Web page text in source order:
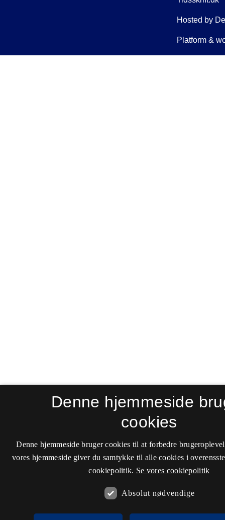
Denne hjemmeside
cookies
Denne hjemmeside bruger cookies til at forbedre
vores hjemmeside giver du samtykke til alle cookies i
cookiepolitik. Se vores cookiepolitik
Absolut nødvendige